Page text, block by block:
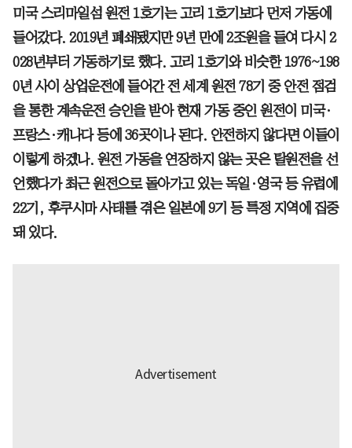
미국 스리마일섬 원전 1호기는 고리 1호기보다 먼저 가동에
들어갔다. 2019년 폐쇄됐지만 9년 만에 2조원을 들여 다시 2
028년부터 가동하기로 했다. 고리 1호기와 비슷한 1976~198
0년 사이 상업운전에 들어간 전 세계 원전 78기 중 안전 점검
을 통한 계속운전 승인을 받아 현재 가동 중인 원전이 미국·
프랑스·캐나다 등에 36곳이나 된다. 안전하지 않다면 이들이
이렇게 하겠나. 원전 가동을 연장하지 않는 곳은 탈원전을 선
언했다가 최근 원전으로 돌아가고 있는 독일·영국 등 유럽에
22기, 후쿠시마 사태를 겪은 일본에 9기 등 특정 지역에 집중
돼 있다.